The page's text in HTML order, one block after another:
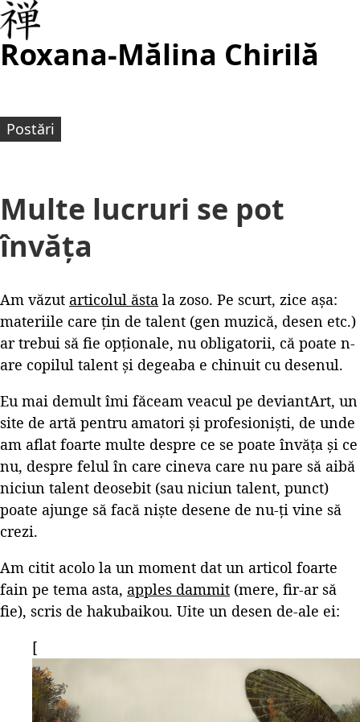
Roxana-Mălina Chirilă
Postări
Multe lucruri se pot
învăța
Am văzut articolul ăsta la zoso. Pe scurt, zice așa:
materiile care țin de talent (gen muzică, desen etc.)
ar trebui să fie opționale, nu obligatorii, că poate n-
are copilul talent și degeaba e chinuit cu desenul.
Eu mai demult îmi făceam veacul pe deviantArt, un
site de artă pentru amatori și profesioniști, de unde
am aflat foarte multe despre ce se poate învăța și ce
nu, despre felul în care cineva care nu pare să aibă
niciun talent deosebit (sau niciun talent, punct)
poate ajunge să facă niște desene de nu-ți vine să
crezi.
Am citit acolo la un moment dat un articol foarte
fain pe tema asta, apples dammit (mere, fir-ar să
fie), scris de hakubaikou. Uite un desen de-ale ei:
[